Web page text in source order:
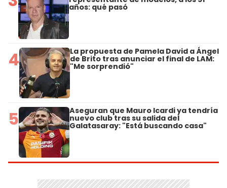
años: qué pasó
4 La propuesta de Pamela David a Ángel
de Brito tras anunciar el final de LAM:
"Me sorprendió"
5 Aseguran que Mauro Icardi ya tendría
nuevo club tras su salida del
Galatasaray: "Está buscando casa"